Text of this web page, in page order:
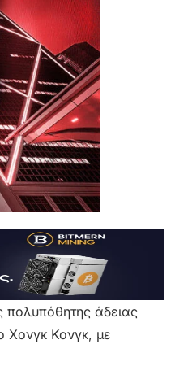
πολυπόθητης άδειας
Χονγκ Κονγκ, με